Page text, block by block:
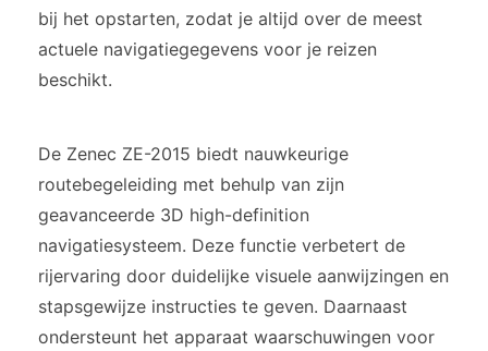
bij het opstarten, zodat je altijd over de meest
actuele navigatiegegevens voor je reizen
beschikt.
De Zenec ZE-2015 biedt nauwkeurige
routebegeleiding met behulp van zijn
geavanceerde 3D high-definition
navigatiesysteem. Deze functie verbetert de
rijervaring door duidelijke visuele aanwijzingen en
stapsgewijze instructies te geven. Daarnaast
ondersteunt het apparaat waarschuwingen voor